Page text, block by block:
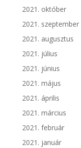
2021. október
2021. szeptember
2021. augusztus
2021. július
2021. június
2021. május
2021. április
2021. március
2021. február
2021. január